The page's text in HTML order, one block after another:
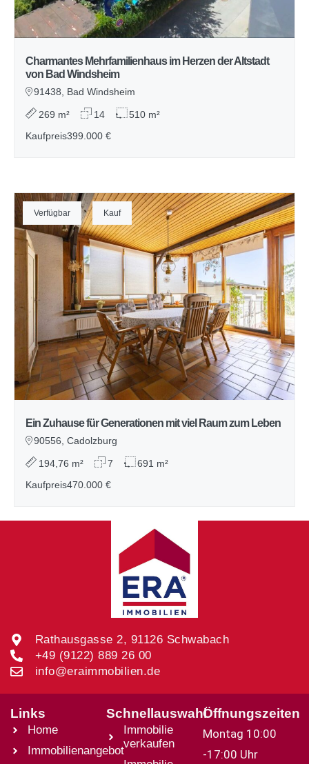
Charmantes Mehrfamilienhaus im Herzen der Altstadt
von Bad Windsheim
91438, Bad Windsheim
269 m² 14
510 m²
Kaufpreis399.000 €
Verfügbar Kauf
Ein Zuhause für Generationen mit viel Raum zum Leben
90556, Cadolzburg
194,76 m² 7
691 m²
Kaufpreis470.000 €
Rathausgasse 2, 91126 Schwabach
+49 (9122) 889 26 00
info@eraimmobilien.de
Links
Home
Immobilienangebot
Schnellauswahl
Immobilie
verkaufen
Öffnungszeiten
Montag 10:00
-17:00 Uhr